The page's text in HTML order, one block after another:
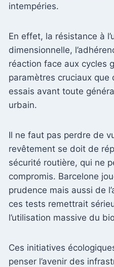
intempéries.
En effet, la résistance à
dimensionnelle,
réaction face aux cycles
paramètres cruciaux que
essais avant toute
urbain.
Il ne faut pas perdre de
revêtement se doit de
sécurité routière, qui ne
compromis. Barcelone
prudence mais aussi de
ces tests remettrait
l’utilisation massive du
Ces initiatives
penser l’avenir des